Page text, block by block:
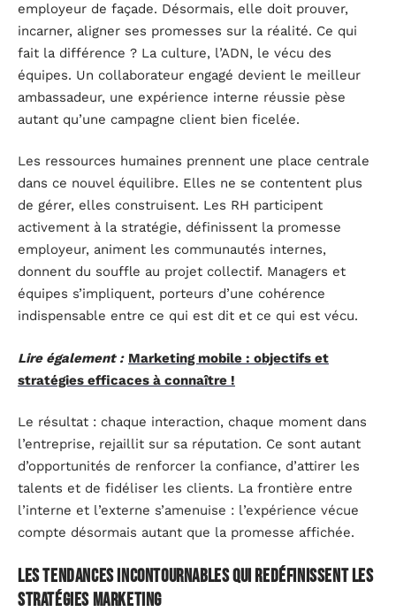
employeur de façade. Désormais, elle doit prouver,
incarner, aligner ses promesses sur la réalité. Ce qui
fait la différence ? La culture, l’ADN, le vécu des
équipes. Un collaborateur engagé devient le meilleur
ambassadeur, une expérience interne réussie pèse
autant qu’une campagne client bien ficelée.
Les ressources humaines prennent une place centrale
dans ce nouvel équilibre. Elles ne se contentent plus
de gérer, elles construisent. Les RH participent
activement à la stratégie, définissent la promesse
employeur, animent les communautés internes,
donnent du souffle au projet collectif. Managers et
équipes s’impliquent, porteurs d’une cohérence
indispensable entre ce qui est dit et ce qui est vécu.
Lire également : Marketing mobile : objectifs et
stratégies efficaces à connaître !
Le résultat : chaque interaction, chaque moment dans
l’entreprise, rejaillit sur sa réputation. Ce sont autant
d’opportunités de renforcer la confiance, d’attirer les
talents et de fidéliser les clients. La frontière entre
l’interne et l’externe s’amenuise : l’expérience vécue
compte désormais autant que la promesse affichée.
Les tendances incontournables qui redéfinissent les
stratégies marketing